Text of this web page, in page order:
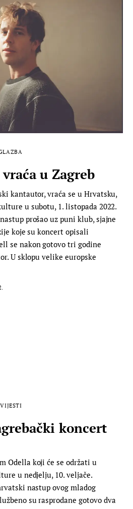
u Zagreb
kantautor, vraća se u Hrvatsku,
u subotu, 1. listopada 2022.
prošao uz puni klub, sjajne
koje su koncert opisali
se nakon gotovo tri godine
U sklopu velike europske
VIJESTI
koncert
Odella koji će se održati u
u nedjelju, 10. veljače.
nastup ovog mladog
su rasprodane gotovo dva